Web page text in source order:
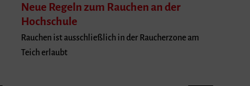
Neue Regeln zum Rauchen an der
Hochschule
Rauchen ist ausschließlich in der Raucherzone am
Teich erlaubt